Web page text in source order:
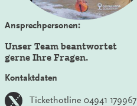
Ansprechpersonen:
Unser Team beantwortet
gerne Ihre Fragen.
Kontaktdaten
Tickethotline 04941 179967